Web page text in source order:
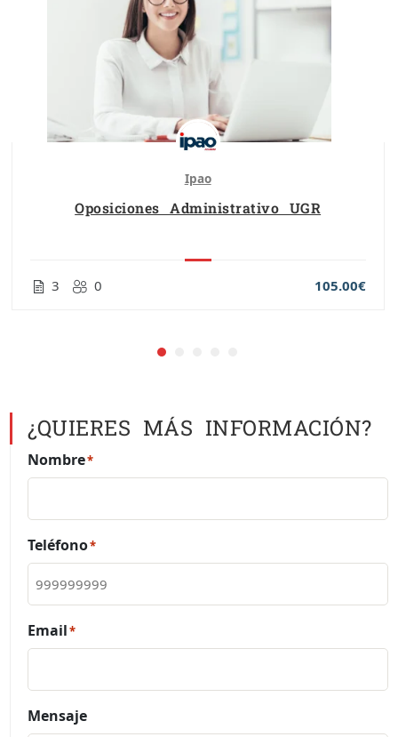
Ipao
Oposiciones Administrativo UGR
3 0 105.00€
¿QUIERES MÁS INFORMACIÓN?
Nombre*
Teléfono*
Email*
Mensaje